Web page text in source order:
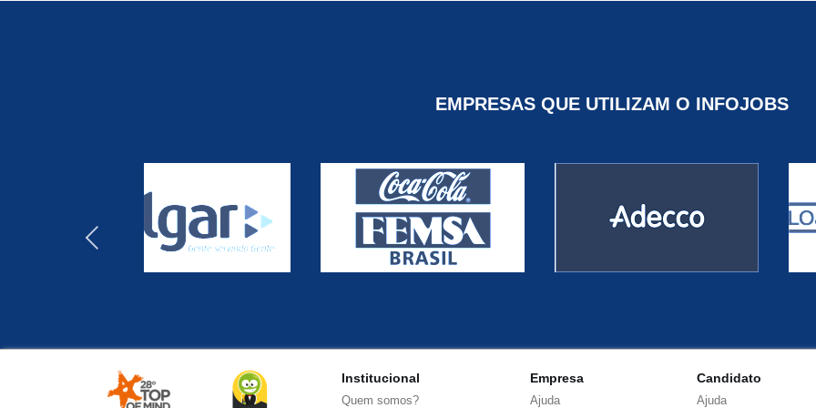
EMPRESAS QUE UTILIZAM O INFOJOBS
Institucional
Quem somos?
Empresa
Ajuda
Candidato
Ajuda